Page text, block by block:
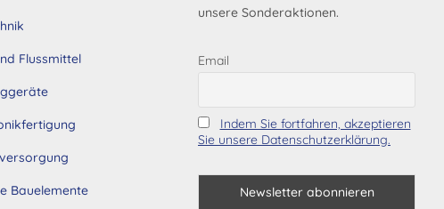
werden
Flussmittel
Bauelemente
unsere Sonderaktionen.
Email
Indem Sie fortfahren, akzeptieren
Sie unsere Datenschutzerklärung.